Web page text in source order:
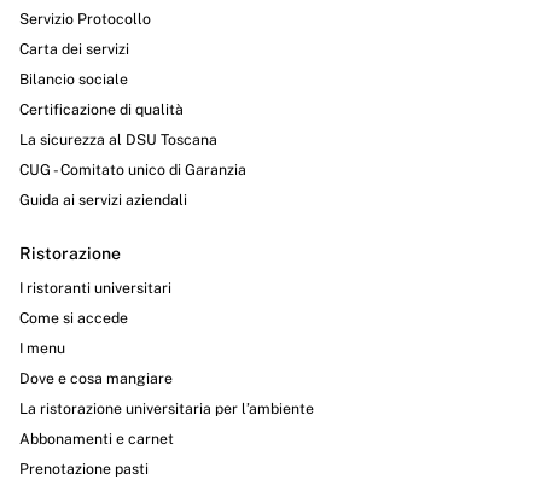
Servizio Protocollo
Carta dei servizi
Bilancio sociale
Certificazione di qualità
La sicurezza al DSU Toscana
CUG - Comitato unico di Garanzia
Guida ai servizi aziendali
Ristorazione
I ristoranti universitari
Come si accede
I menu
Dove e cosa mangiare
La ristorazione universitaria per l’ambiente
Abbonamenti e carnet
Prenotazione pasti